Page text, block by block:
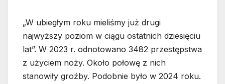
„W ubiegłym roku mieliśmy już drugi
najwyższy poziom w ciągu ostatnich dziesięciu
lat”. W 2023 r. odnotowano 3482 przestępstwa
z użyciem noży. Około połowę z nich
stanowiły groźby. Podobnie było w 2024 roku.